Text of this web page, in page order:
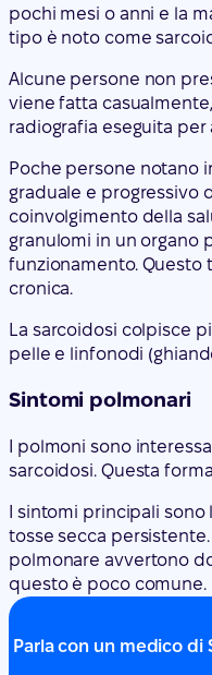
pochi mesi o anni e la
tipo è noto come
Alcune persone non
viene fatta
radiografia eseguita per
Poche persone notano
graduale e progressivo
coinvolgimento della
granulomi in un organo
funzionamento. Questo
cronica.
La sarcoidosi colpisce
pelle e linfonodi
Sintomi polmonari
I polmoni sono
sarcoidosi. Questa
I sintomi principali
tosse secca
polmonare avvertono
questo è poco comune.
Parla con un medico di